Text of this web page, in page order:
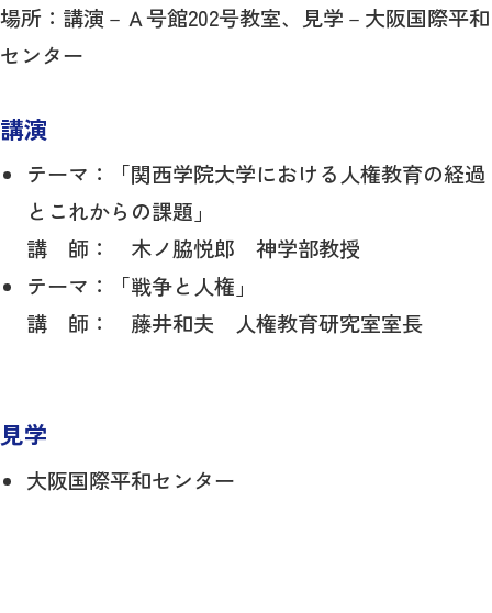
場所：講演－Ａ号館202号教室、見学－大阪国際平和
センター
講演
テーマ：「関西学院大学における人権教育の経過
とこれからの課題」
講 師： 木ノ脇悦郎 神学部教授
テーマ：「戦争と人権」
講 師： 藤井和夫 人権教育研究室室長
見学
大阪国際平和センター